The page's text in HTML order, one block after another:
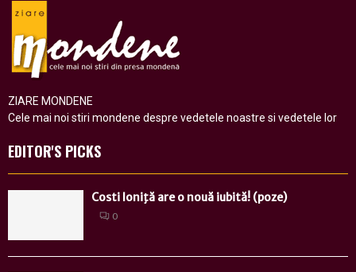
ZIARE MONDENE
Cele mai noi stiri mondene despre vedetele noastre si vedetele lor
EDITOR'S PICKS
Costi Ioniţă are o nouă iubită! (poze)
0